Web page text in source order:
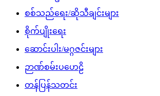
စစ်သည်ရေး/ဆိုသီချင်းများ
စိုက်ပျိုးရေး
ဆောင်းပါး/မဂ္ဂဇင်းများ
ဉာဏ်စမ်းပဟေဠိ
တန်ပြန်သတင်း